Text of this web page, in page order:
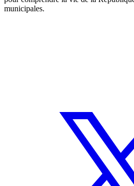
municipales.